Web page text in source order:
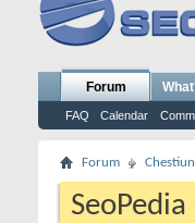
Forum
FAQ Calendar
Forum